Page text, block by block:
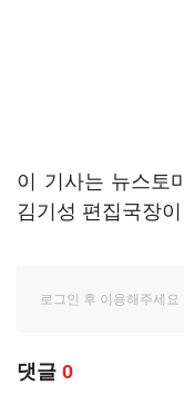
이 기사는 뉴스토
김기성 편집국장
댓글 0